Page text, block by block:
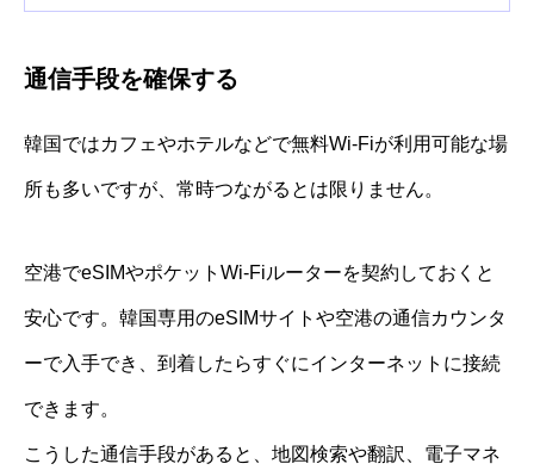
通信手段を確保する
韓国ではカフェやホテルなどで無料Wi-Fiが利用可能な場
所も多いですが、常時つながるとは限りません。
空港でeSIMやポケットWi-Fiルーターを契約しておくと
安心です。韓国専用のeSIMサイトや空港の通信カウンタ
ーで入手でき、到着したらすぐにインターネットに接続
できます。
こうした通信手段があると、地図検索や翻訳、電子マネ